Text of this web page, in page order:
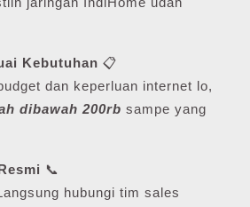
Kebutuhan 📋
dan keperluan internet lo,
dibawah 200rb sampe yang
📞
hubungi tim sales